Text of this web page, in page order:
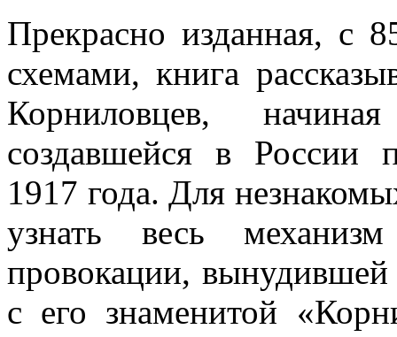
Прекрасно изданная, с
схемами, книга
Корниловцев,
создавшейся в России
1917 года. Для
узнать весь
провокации, вынудившей
с его знаменитой